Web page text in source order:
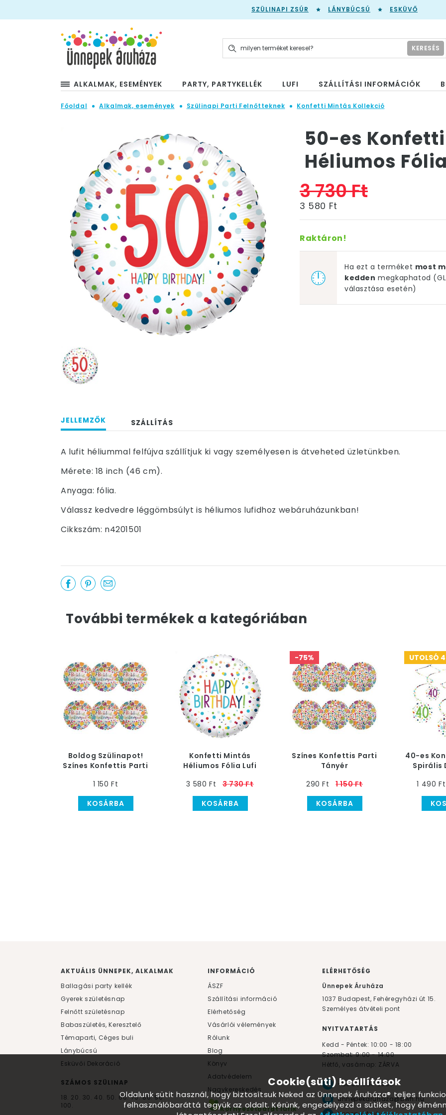
SZÜLINAPI ZSÚR LÁNYBÚCSÚ ESKÜVŐ
KERESÉS
ALKALMAK, ESEMÉNYEK PARTY, PARTYKELLÉK LUFI SZÁLLÍTÁSI INFORMÁCIÓK
Főoldal Alkalmak, események Szülinapi Parti Felnőtteknek Konfetti Mintás Kollekció
50-es
Héliumos
3 730 Ft
3 580 Ft
Raktáron!
Ha ezt a terméket most
kedden megkaphatod
választása esetén)
JELLEMZŐK SZÁLLÍTÁS
A lufit héliummal felfújva szállítjuk ki vagy személyesen is átveheted üzletünkben.
Mérete: 18 inch (46 cm).
Anyaga: fólia.
Válassz kedvedre léggömbsúlyt is héliumos lufidhoz webáruházunkban!
Cikkszám: n4201501
További termékek a kategóriában
Boldog Szülinapot!
Színes Konfettis Parti
1 150 Ft
KOSÁRBA
Konfetti Mintás
Héliumos Fólia Lufi
3 580 Ft
3 730 Ft
KOSÁRBA
-75%
Színes Konfettis Parti
Tányér
290 Ft
1 150 Ft
KOSÁRBA
UTOLSÓ
40-es
Spirális
1 490 Ft
AKTUÁLIS ÜNNEPEK, ALKALMAK
Ballagási party kellék
Gyerek születésnap
Felnőtt születésnap
Babaszületés, Keresztelő
Témaparti, Céges buli
Lánybúcsú
Esküvői Dekoráció
SZÁMOS SZÜLINAP
18. 20. 30. 40. 50. 60.70.80.90.
100.
INFORMÁCIÓ
ÁSZF
Szállítási információ
Elérhetőség
Vásárlói vélemények
Rólunk
Blog
Könyv
Adatvédelem
Nagykereskedés
Környezetbarát lufik
ELÉRHETŐSÉG
Ünnepek Áruháza
1037 Budapest, Fehéregyházi út 15.
Személyes átvételi pont
NYITVATARTÁS
Kedd - Péntek: 10:00 - 18:00
Szombat: 9:00 - 14:00
Hétfő, vasárnap: ZÁRVA
+36 30 984 6955
unnepekaruhaza@bwh.hu
Cookie(süti) beállítások
Oldalunk sütit használ, hogy biztosítsuk Neked az Ünnepek Áruháza® teljes
felhasználóbaráttá tegyük az oldalt. Kérünk, engedélyezd a sütiket, hogy